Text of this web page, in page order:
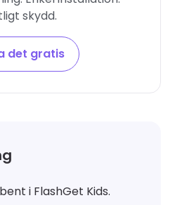
skydd.
det gratis
i FlashGet Kids.